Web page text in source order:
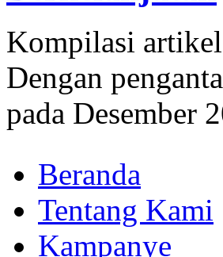
Kompilasi
Dengan
pada Desember
Beranda
Tentang Kami
Kampanye